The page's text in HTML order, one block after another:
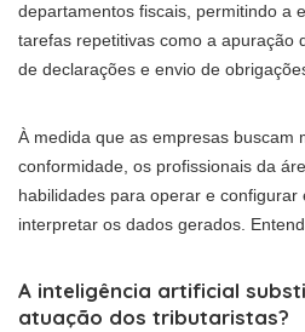
departamentos fiscais, permitindo a
tarefas repetitivas como a apuração
de declarações e envio de
À medida que as empresas buscam
conformidade, os profissionais da
habilidades para operar e
interpretar os dados gerados.
A inteligência artificial
atuação dos tributaristas?